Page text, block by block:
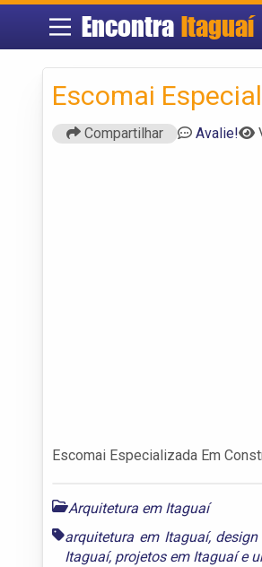
Encontra Itaguaí
Escomai
Compartilhar Avalie!
Escomai Especializada Em
Arquitetura em Itaguaí
arquitetura em Itaguaí,
Itaguaí, projetos em Itaguaíe